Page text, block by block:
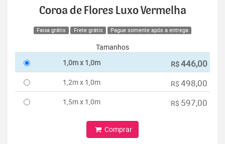
Coroa de Flores Luxo Vermelha
Faixa grátis Frete grátis Pague somente após a entrega
Tamanhos
1,0m x 1,0m
R$446,00
1,2m x 1,0m R$ 498,00
1,5m x 1,0m R$ 597,00
Comprar